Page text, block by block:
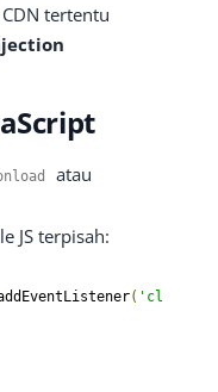
tertentu
atau
JS terpisah:
( 'cl